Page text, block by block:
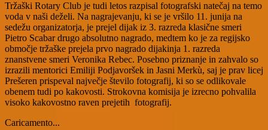
Tržaški Rotary Club je tudi letos razpisal fotografski natečaj na temo
voda v naši deželi. Na nagrajevanju, ki se je vršilo 11. junija na
sedežu organizatorja, je prejel dijak iz 3. razreda klasične smeri
Pietro Scabar drugo absolutno nagrado, medtem ko je za regijsko
območje tržaške prejela prvo nagrado dijakinja 1. razreda
znanstvene smeri Veronika Rebec. Posebno priznanje in zahvalo so
izrazili mentorici Emiliji Podjavoršek in Jasni Merkù, saj je prav licej
Prešeren prispeval največje število fotografij, ki so se odlikovale
obenem tudi po kakovosti. Strokovna komisija je izrecno pohvalila
visoko kakovostno raven prejetih fotografij.
Caricamento...